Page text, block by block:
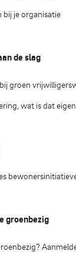
bij je organisatie
de slag
groen
wat is dat
groenbezig